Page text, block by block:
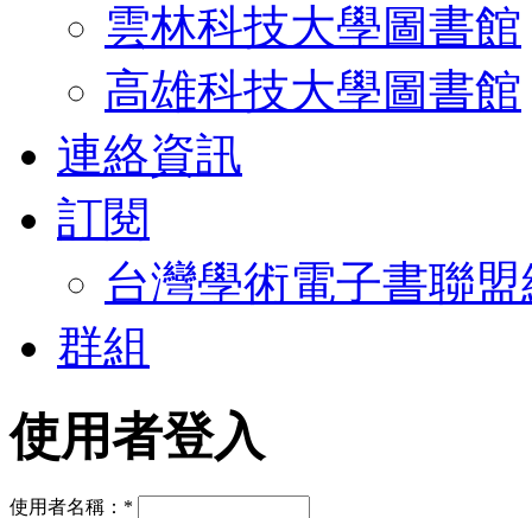
雲林科技大學圖書館
高雄科技大學圖書館
連絡資訊
訂閱
台灣學術電子書聯
群組
使用者登入
使用者名稱： *